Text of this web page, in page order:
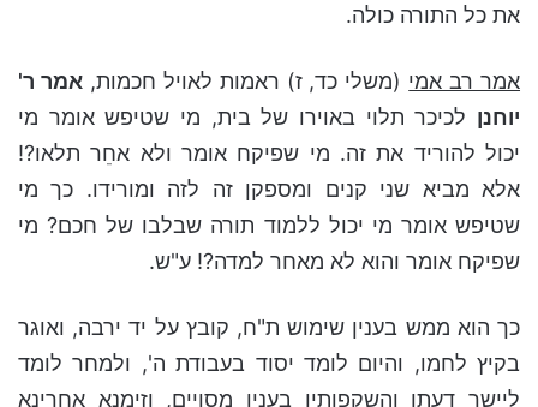
את כל התורה כולה.
אמר רב אמי (משלי כד, ז) ראמות לאויל חכמות,אמר ר'
יוחנן לכיכר תלוי באוירו של בית, מי שטיפש אומר מי
יכול להוריד את זה. מי שפיקח אומר ולא אחֵר תלאו?!
אלא מביא שני קנים ומספקן זה לזה ומורידו. כך מי
שטיפש אומר מי יכול ללמוד תורה שבלבו של חכם? מי
שפיקח אומר והוא לא מאחר למדה?! ע"ש.
כך הוא ממש בענין שימוש ת"ח, קובץ על יד ירבה, ואוגר
בקיץ לחמו, והיום לומד יסוד בעבודת ה', ולמחר לומד
ליישר דעתו והשקפותיו בענין מסויים, וזימנא אחרינא